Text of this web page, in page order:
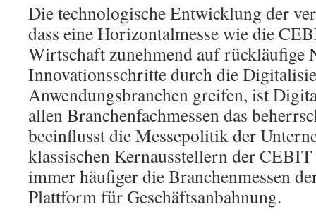
Die technologische Entwicklung der
dass eine Horizontalmesse wie die
Wirtschaft zunehmend auf rückläufige
Innovationsschritte durch die
Anwendungsbranchen greifen, ist
allen Branchenfachmessen das
beeinflusst die Messepolitik der
klassischen Kernausstellern der
immer häufiger die Branchenmessen
Plattform für Geschäftsanbahnung.